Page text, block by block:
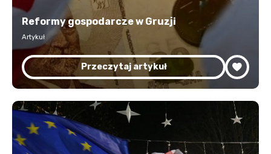
Reformy gospodarcze w Gruzji
Artykuł
Przeczytaj artykuł